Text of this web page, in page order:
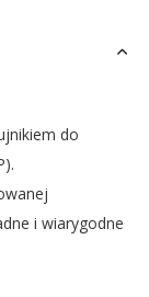
do
i wiarygodne